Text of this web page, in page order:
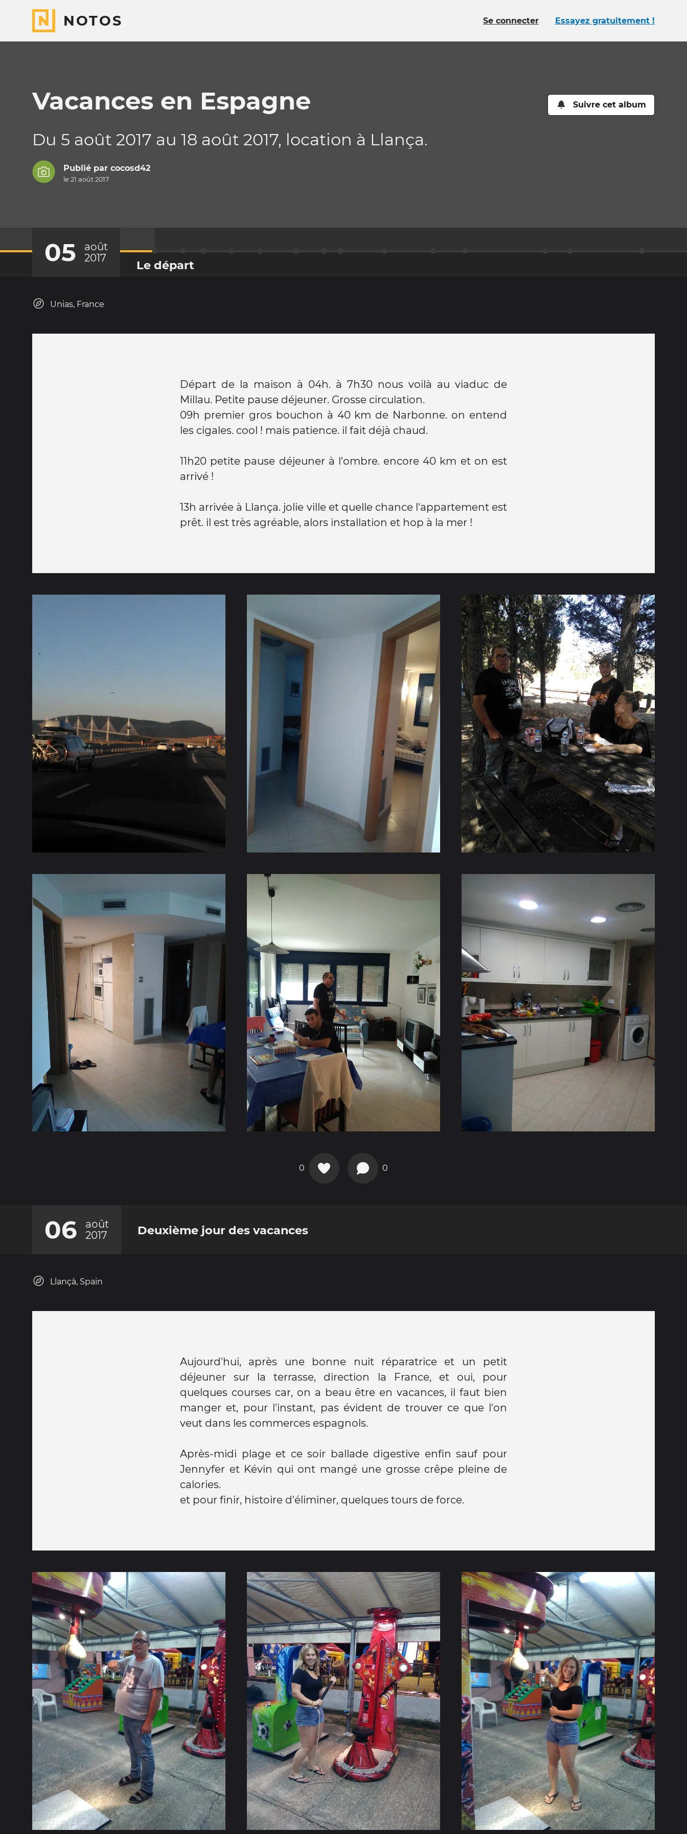
NOTOS Se connecter Essayez gratuitement !
Vacances en Espagne Suivre cet album
Du 5 août 2017 au 18 août 2017, location à Llança.
Publié par cocosd42
le 21 août 2017
05
août
2017
Le départ
Unias, France
Départ de la maison à 04h. à 7h30 nous voilà au viaduc de
Millau. Petite pause déjeuner. Grosse circulation.
09h premier gros bouchon à 40 km de Narbonne. on entend
les cigales. cool ! mais patience. il fait déjà chaud.
11h20 petite pause déjeuner à l'ombre. encore 40 km et on est
arrivé !
13h arrivée à Llança. jolie ville et quelle chance l'appartement est
prêt. il est très agréable, alors installation et hop à la mer !
0 0
06
août
2017
Deuxième jour des vacances
Llançà, Spain
Aujourd'hui, après une bonne nuit réparatrice et un petit
déjeuner sur la terrasse, direction la France, et oui, pour
quelques courses car, on a beau être en vacances, il faut bien
manger et, pour l'instant, pas évident de trouver ce que l'on
veut dans les commerces espagnols.
Après-midi plage et ce soir ballade digestive enfin sauf pour
Jennyfer et Kévin qui ont mangé une grosse crêpe pleine de
calories.
et pour finir, histoire d'éliminer, quelques tours de force.